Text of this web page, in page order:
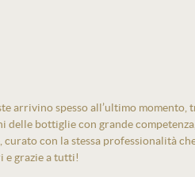
arrivino spesso all’ultimo
bottiglie con grande
con la stessa professionalità
e grazie a tutti!